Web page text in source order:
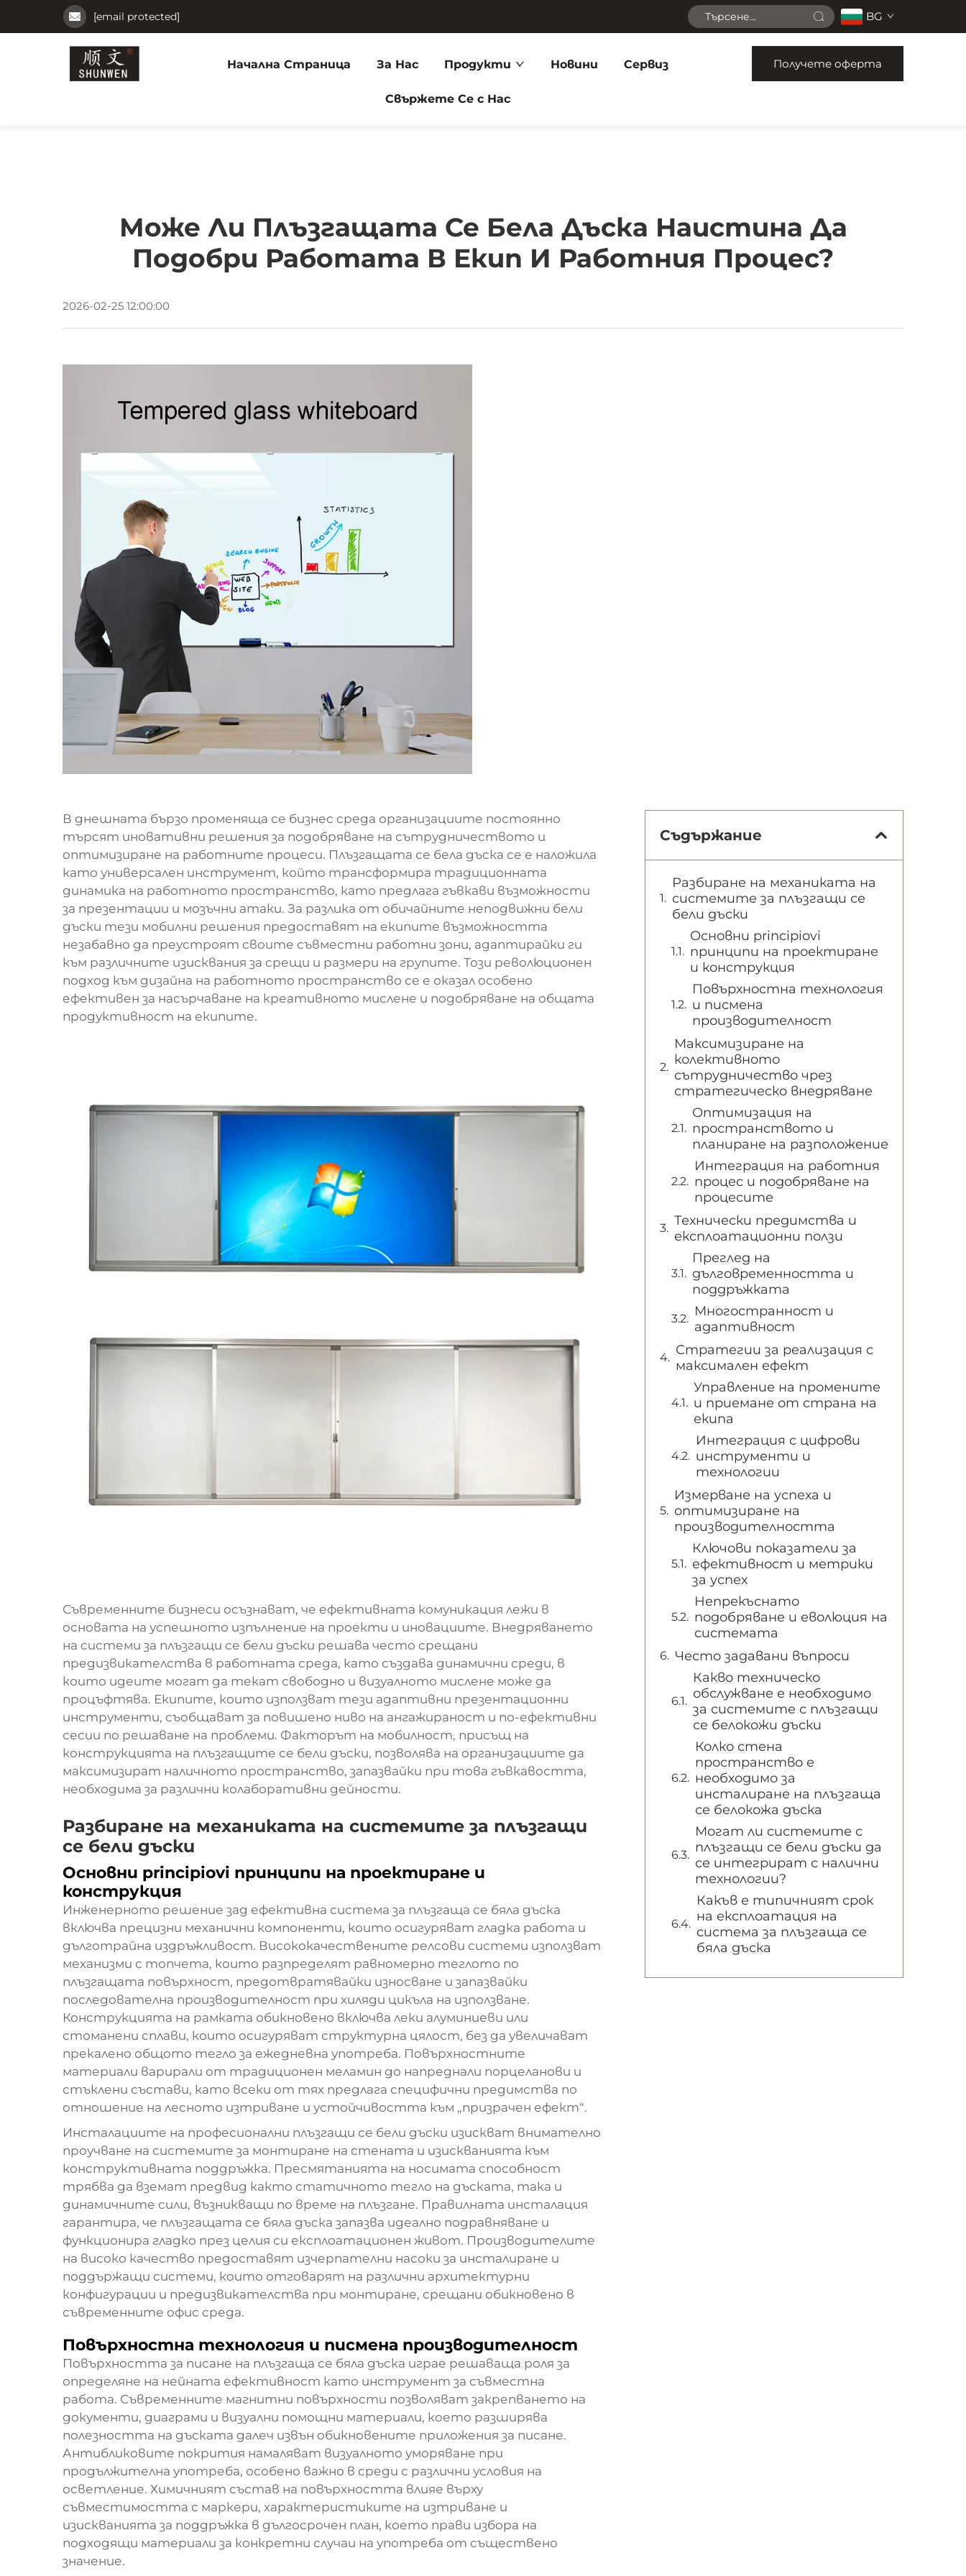
[email protected] BG
Начална Страница За Нас Продукти Новини Сервиз
Свържете Се с Нас
Получете оферта
Може Ли Плъзгащата Се Бела Дъска Наистина Да
Подобри Работата В Екип И Работния Процес?
2026-02-25 12:00:00
В днешната бързо променяща се бизнес среда организациите постоянно
търсят иновативни решения за подобряване на сътрудничеството и
оптимизиране на работните процеси. Плъзгащата се бела дъска се е наложила
като универсален инструмент, който трансформира традиционната
динамика на работното пространство, като предлага гъвкави възможности
за презентации и мозъчни атаки. За разлика от обичайните неподвижни бели
дъски тези мобилни решения предоставят на екипите възможността
незабавно да преустроят своите съвместни работни зони, адаптирайки ги
към различните изисквания за срещи и размери на групите. Този революционен
подход към дизайна на работното пространство се е оказал особено
ефективен за насърчаване на креативното мислене и подобряване на общата
продуктивност на екипите.
Съвременните бизнеси осъзнават, че ефективната комуникация лежи в
основата на успешното изпълнение на проекти и иновациите. Внедряването
на системи за плъзгащи се бели дъски решава често срещани
предизвикателства в работната среда, като създава динамични среди, в
които идеите могат да текат свободно и визуалното мислене може да
процъфтява. Екипите, които използват тези адаптивни презентационни
инструменти, съобщават за повишено ниво на ангажираност и по-ефективни
сесии по решаване на проблеми. Факторът на мобилност, присъщ на
конструкцията на плъзгащите се бели дъски, позволява на организациите да
максимизират наличното пространство, запазвайки при това гъвкавостта,
необходима за различни колаборативни дейности.
Разбиране на механиката на системите за плъзгащи
се бели дъски
Основни principiovi принципи на проектиране и
конструкция
Инженерното решение зад ефективна система за плъзгаща се бяла дъска
включва прецизни механични компоненти, които осигуряват гладка работа и
дълготрайна издръжливост. Висококачествените релсови системи използват
механизми с топчета, които разпределят равномерно теглото по
плъзгащата повърхност, предотвратявайки износване и запазвайки
последователна производителност при хиляди цикъла на използване.
Конструкцията на рамката обикновено включва леки алуминиеви или
стоманени сплави, които осигуряват структурна цялост, без да увеличават
прекалено общото тегло за ежедневна употреба. Повърхностните
материали варирали от традиционен меламин до напреднали порцеланови и
стъклени състави, като всеки от тях предлага специфични предимства по
отношение на лесното изтриване и устойчивостта към „призрачен ефект“.
Инсталациите на професионални плъзгащи се бели дъски изискват внимателно
проучване на системите за монтиране на стената и изискванията към
конструктивната поддръжка. Пресмятанията на носимата способност
трябва да вземат предвид както статичното тегло на дъската, така и
динамичните сили, възникващи по време на плъзгане. Правилната инсталация
гарантира, че плъзгащата се бяла дъска запазва идеално подравняване и
функционира гладко през целия си експлоатационен живот. Производителите
на високо качество предоставят изчерпателни насоки за инсталиране и
поддържащи системи, които отговарят на различни архитектурни
конфигурации и предизвикателства при монтиране, срещани обикновено в
съвременните офис среда.
Повърхностна технология и писмена производителност
Повърхността за писане на плъзгаща се бяла дъска играе решаваща роля за
определяне на нейната ефективност като инструмент за съвместна
работа. Съвременните магнитни повърхности позволяват закрепването на
документи, диаграми и визуални помощни материали, което разширява
полезността на дъската далеч извън обикновените приложения за писане.
Антибликовите покрития намаляват визуалното уморяване при
продължителна употреба, особено важно в среди с различни условия на
осветление. Химичният състав на повърхността влияе върху
съвместимостта с маркери, характеристиките на изтриване и
изискванията за поддръжка в дългосрочен план, което прави избора на
подходящи материали за конкретни случаи на употреба от съществено
значение.
Съдържание
Разбиране на механиката на
системите за плъзгащи се
бели дъски
Основни principiovi
принципи на проектиране
и конструкция
Повърхностна технология
и писмена
производителност
Максимизиране на
колективното
сътрудничество чрез
стратегическо внедряване
Оптимизация на
пространството и
планиране на разположение
Интеграция на работния
процес и подобряване на
процесите
Технически предимства и
експлоатационни ползи
Преглед на
дълговременността и
поддръжката
Многостранност и
адаптивност
Стратегии за реализация с
максимален ефект
Управление на промените
и приемане от страна на
екипа
Интеграция с цифрови
инструменти и
технологии
Измерване на успеха и
оптимизиране на
производителността
Ключови показатели за
ефективност и метрики
за успех
Непрекъснато
подобряване и еволюция на
системата
Често задавани въпроси
Какво техническо
обслужване е необходимо
за системите с плъзгащи
се белокожи дъски
Колко стена
пространство е
необходимо за
инсталиране на плъзгаща
се белокожа дъска
Могат ли системите с
плъзгащи се бели дъски да
се интегрират с налични
технологии?
Какъв е типичният срок
на експлоатация на
система за плъзгаща се
бяла дъска